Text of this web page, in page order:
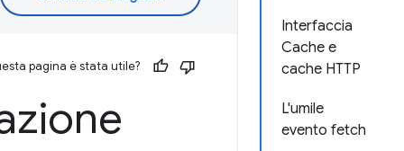
Interfaccia
Cache e
cache HTTP
L'umile
evento fetch
pagina è stata utile?